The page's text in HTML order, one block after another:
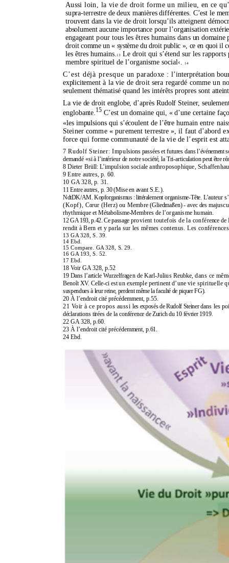
Aussi loin, la vie de droit forme un milieu, en ce
supra-terrestre de deux manières différentes. C’est le
trouvent dans la vie de droit lorsqu’ilsatteignent
absolument aucune importance pourl’organisation
engageant pour tous les êtres humains dans un
droitcomme un « système du droit public », ce en quoi il
les êtres humains. 13Le droit qui s’étend sur les rapports
membre spirituel de l’organisme social‹. 14
C’est déjà presque un paradoxe :l’interprétation
explicitementà la vie de droit sera regardé comme un
seulement thématisé quand les intérêts propres sont
La vie de droit englobe, d’après Rudolf Steiner,
englobante.15 C’est un domaine qui, « d’une certaine
«les impulsions qui s’écoulent de l’être humain entre
Steiner comme « purement terrestre », il faut d’abord
force qui formecommunauté de la vie de l’esprit est
7 Rudolf Steiner: Impulsions passées et futures dansl’événement
demandé «si à l’intérieur de notre société, la Tri-articulationpeut être
8 Dieter Brüll: L’impulsion sociale anthroposophique,
9 Entre autres, p. 60.
10 GA 328, p. 31.
11 Entre autres, p. 30 (Mise en avantS.E.).
NdtDK/AM. Kopforganismus : littéralement organisme-Tête. L’auteur
(Kopf), Cœur (Herz) ou Membre(Gliedmaßen) - avec des ma
rhythmiqueet Métabolisme-Membres de l’organisme humain.
12 GA 193, p.42. Cepassage provient toutefois de la conférence de
rendit à Bern et y parla sur les mêmes contenus. Les
13 GA 328, S. 39.
14 Ebd.
15 Compare. GA 328, S. 29.
16 GA 193, S. 52.
17 Ebd.
18 Voir GA 328, p.52
19 Dans l’article Wurzelfragende Karl-Julius Reubke,dans ce
BenoîtXV. Celle-ci estun exemple pertinentd’une vie spirituelle
suspendues à leur reine, perdent même la faculté de piquer FG).
20 À l’endroitcité précédemment, p.55.
21 Voir à ce propos aussi les exposés de Rudolf Steinerdans les
déclarations tirées de la conférence de Zurich du 10 février 1919.
22 GA 328, p.60.
23 À l’endroitcité précédemment,p.61.
24 Ebd.